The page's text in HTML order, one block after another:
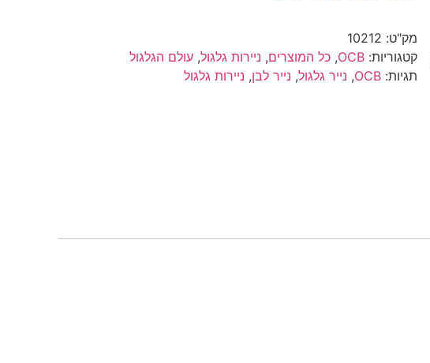
מק"ט: 10212
קטגוריות: OCB
, כל המוצרים, ניירות גלגול, עולם הגלגול
תגיות: OCB
, נייר גלגול, נייר לבן, ניירות גלגול